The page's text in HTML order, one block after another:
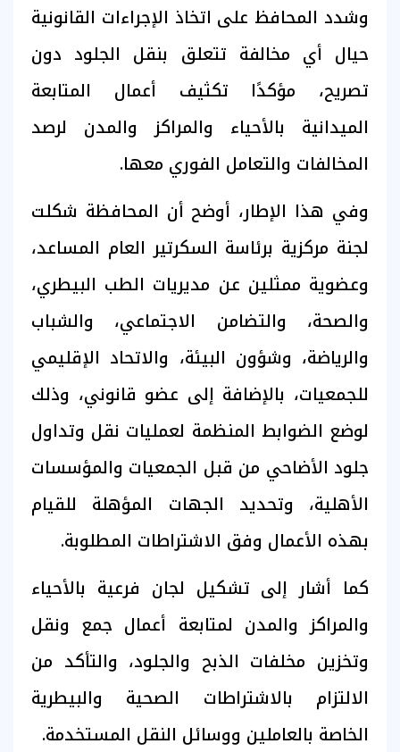
وشدد المحافظ على اتخاذ الإجراءات القانونية
حيال أي مخالفة تتعلق بنقل الجلود دون
تصريح، مؤكدًا تكثيف أعمال المتابعة
الميدانية بالأحياء والمراكز والمدن لرصد
المخالفات والتعامل الفوري معها.
وفي هذا الإطار، أوضح أن المحافظة شكلت
لجنة مركزية برئاسة السكرتير العام المساعد،
وعضوية ممثلين عن مديريات الطب البيطري،
والصحة، والتضامن الاجتماعي، والشباب
والرياضة، وشؤون البيئة، والاتحاد الإقليمي
للجمعيات، بالإضافة إلى عضو قانوني، وذلك
لوضع الضوابط المنظمة لعمليات نقل وتداول
جلود الأضاحي من قبل الجمعيات والمؤسسات
الأهلية، وتحديد الجهات المؤهلة للقيام
بهذه الأعمال وفق الاشتراطات المطلوبة.
كما أشار إلى تشكيل لجان فرعية بالأحياء
والمراكز والمدن لمتابعة أعمال جمع ونقل
وتخزين مخلفات الذبح والجلود، والتأكد من
الالتزام بالاشتراطات الصحية والبيطرية
الخاصة بالعاملين ووسائل النقل المستخدمة.